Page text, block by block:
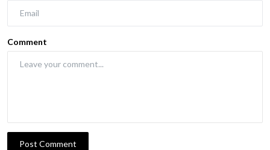
Comment
Post Comment